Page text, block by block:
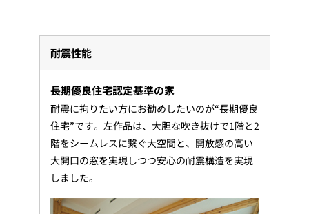
耐震性能
長期優良住宅認定基準の家
耐震に拘りたい方にお勧めしたいのが“長期優良
住宅”です。左作品は、大胆な吹き抜けで1階と2
階をシームレスに繋ぐ大空間と、開放感の高い
大開口の窓を実現しつつ安心の耐震構造を実現
しました。